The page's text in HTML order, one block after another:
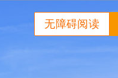
无障碍阅读